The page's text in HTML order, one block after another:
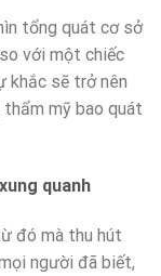
tổng quát cơ sở
với một chiếc
khắc sẽ trở nên
thẩm mỹ bao quát
quanh
đó mà thu hút
người đã biết,